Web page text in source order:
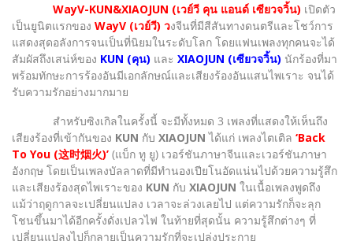
WayV-KUN&XIAOJUN (เวย์วี คุน แอนด์ เซียวจวิ้น) เปิดตัว
เป็นยูนิตแรกของ WayV (เวย์วี) วงจีนที่มีสีสันทางดนตรีและโชว์การ
แสดงสุดอลังการจนเป็นที่นิยมในระดับโลก โดยแฟนเพลงทุกคนจะได้
สัมผัสถึงเสน่ห์ของ KUN (คุน) และ XIAOJUN (เซียวจวิ้น) นักร้องที่มา
พร้อมทักษะการร้องอันมีเอกลักษณ์และเสียงร้องอันแสนไพเราะ จนได้
รับความรักอย่างมากมาย
สำหรับซิงเกิลในครั้งนี้ จะมีทั้งหมด 3 เพลงที่แสดงให้เห็นถึง
เสียงร้องที่เข้ากันของ KUN กับ XIAOJUN ได้แก่ เพลงไตเติล ‘Back
To You (这时烟火)’ (แบ็ก ทู ยู) เวอร์ชันภาษาจีนและเวอร์ชันภาษา
อังกฤษ โดยเป็นเพลงบัลลาดที่มีทำนองเปียโนอัดแน่นไปด้วยความรู้สึก
และเสียงร้องสุดไพเราะของ KUN กับ XIAOJUN ในเนื้อเพลงพูดถึง
แม้ว่าฤดูกาลจะเปลี่ยนแปลง เวลาจะล่วงเลยไป แต่ความรักก็จะลุก
โชนขึ้นมาได้อีกครั้งดั่งเปลวไฟ ในท้ายที่สุดนั้น ความรู้สึกต่างๆ ที่
เปลี่ยนแปลงไปก็กลายเป็นความรักที่จะเปล่งประกาย